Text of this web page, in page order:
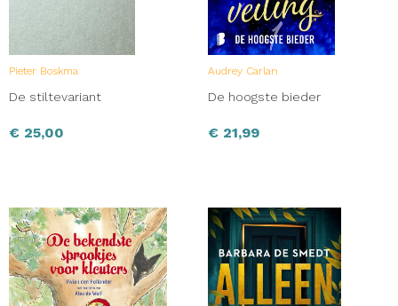
Pieter Boskma
De stiltevariant
€ 25,00
Audrey Carlan
De hoogste bieder
€ 21,99